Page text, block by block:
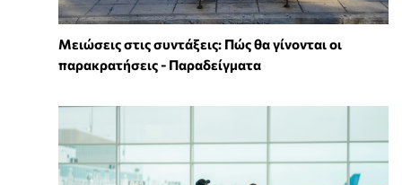
Μειώσεις στις συντάξεις: Πώς θα γίνονται οι
παρακρατήσεις - Παραδείγματα